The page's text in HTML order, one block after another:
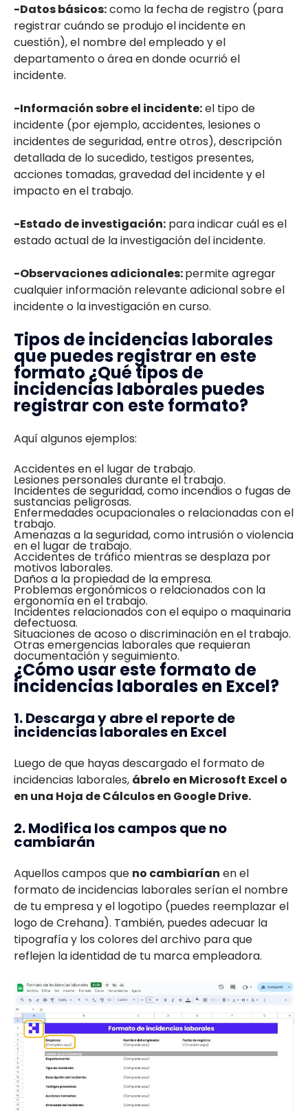
-Datos básicos:como la fecha de registro (para
registrar cuándo se produjo el incidente en
cuestión), el nombre del empleado y el
departamento o área en donde ocurrió el
incidente.
-Información sobre el incidente:el tipo de
incidente (por ejemplo, accidentes, lesiones o
incidentes de seguridad, entre otros), descripción
detallada de lo sucedido, testigos presentes,
acciones tomadas, gravedad del incidente y el
impacto en el trabajo.
-Estado de investigación: para indicar cuál es el
estado actual de la investigación del incidente.
-Observaciones adicionales:permite agregar
cualquier información relevante adicional sobre el
incidente o la investigación en curso.
Tipos de incidencias laborales
que puedes registrar en este
formato ¿Qué tipos de
incidencias laborales puedes
registrar con este formato?
Aquí algunos ejemplos:
Accidentes en el lugar de trabajo.
Lesiones personales durante el trabajo.
Incidentes de seguridad, como incendios o fugas de
sustancias peligrosas.
Enfermedades ocupacionales o relacionadas con el
trabajo.
Amenazas a la seguridad, como intrusión o violencia
en el lugar de trabajo.
Accidentes de tráfico mientras se desplaza por
motivos laborales.
Daños a la propiedad de la empresa.
Problemas ergonómicos o relacionados con la
ergonomía en el trabajo.
Incidentes relacionados con el equipo o maquinaria
defectuosa.
Situaciones de acoso o discriminación en el trabajo.
Otras emergencias laborales que requieran
documentación y seguimiento.
¿Cómo usar este formato de
incidencias laborales en Excel?
1. Descarga y abre el reporte de
incidencias laborales en Excel
Luego de que hayas descargado el formato de
incidencias laborales, ábrelo en Microsoft Excel o
en una Hoja de Cálculos en Google Drive.
2. Modifica los campos que no
cambiarán
Aquellos campos que no cambiarían en el
formato de incidencias laborales serían el nombre
de tu empresa y el logotipo (puedes reemplazar el
logo de Crehana). También, puedes adecuar la
tipografía y los colores del archivo para que
reflejen la identidad de tu marca empleadora.